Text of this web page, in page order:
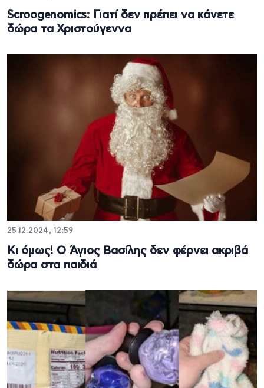
Scroogenomics: Γιατί δεν πρέπει να κάνετε
δώρα τα Χριστούγεννα
25.12.2024, 12:59
Κι όμως! Ο Άγιος Βασίλης δεν φέρνει ακριβά
δώρα στα παιδιά